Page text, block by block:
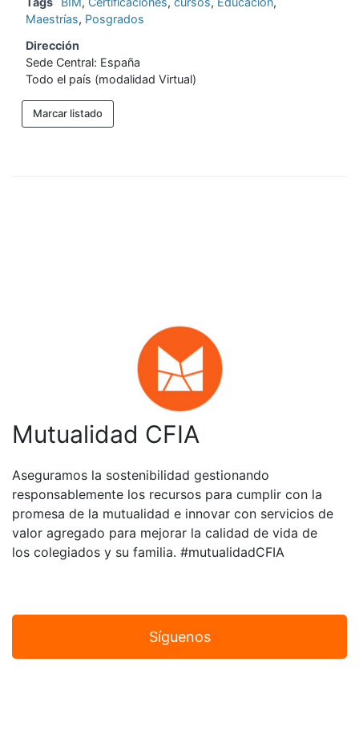
Maestrías, Posgrados
Dirección
Sede Central: España
Todo el país (modalidad Virtual)
Marcar listado
Mutualidad CFIA
Aseguramos la sostenibilidad gestionando
responsablemente los recursos para cumplir con la
promesa de la mutualidad e innovar con servicios de
valor agregado para mejorar la calidad de vida de
los colegiados y su familia. #mutualidadCFIA
Síguenos